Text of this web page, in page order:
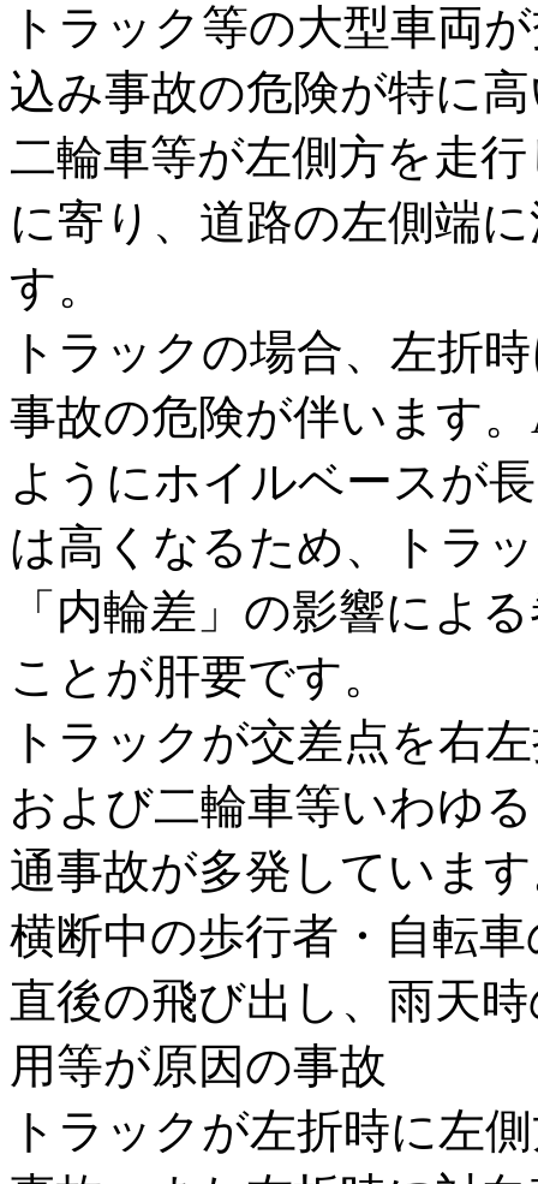
トラック等の大型車両
込み事故の危険が特に
二輪車等が左側方を走
に寄り、道路の左側端
す。
トラックの場合、左折
事故の危険が伴います
ようにホイルベースが
は高くなるため、トラ
「内輪差」の影響によ
ことが肝要です。
トラックが交差点を右
および二輪車等いわゆ
通事故が多発していま
横断中の歩行者・自転
直後の飛び出し、雨天
用等が原因の事故
トラックが左折時に左